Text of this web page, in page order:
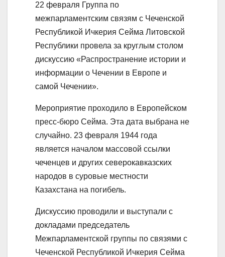
22 февраля Группа по
межпарламентским связям с Чеченской
Республикой Ичкерия Сейма Литовской
Республики провела за круглым столом
дискуссию «Распространение истории и
информации о Чечении в Европе и
самой Чечении».
Мероприятие проходило в Европейском
пресс-бюро Сейма. Эта дата выбрана не
случайно. 23 февраля 1944 года
является началом массовой ссылки
чеченцев и других северокавказских
народов в суровые местности
Казахстана на погибель.
Дискуссию проводили и выступали с
докладами председатель
Межпарламентской группы по связями с
Чеченской Республикой Ичкерия Сейма